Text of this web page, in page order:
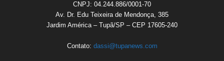
CNPJ: 04.244.886/0001-70
Av. Dr. Edu Teixeira de Mendonça, 385
Jardim América – Tupã/SP – CEP 17605-240
Contato: dassi@tupanews.com